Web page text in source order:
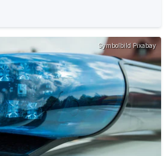
Symbolbild Pixabay